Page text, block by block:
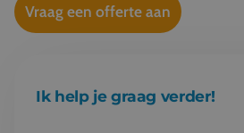
Vraag een offerte aan
Ik help je graag verder!